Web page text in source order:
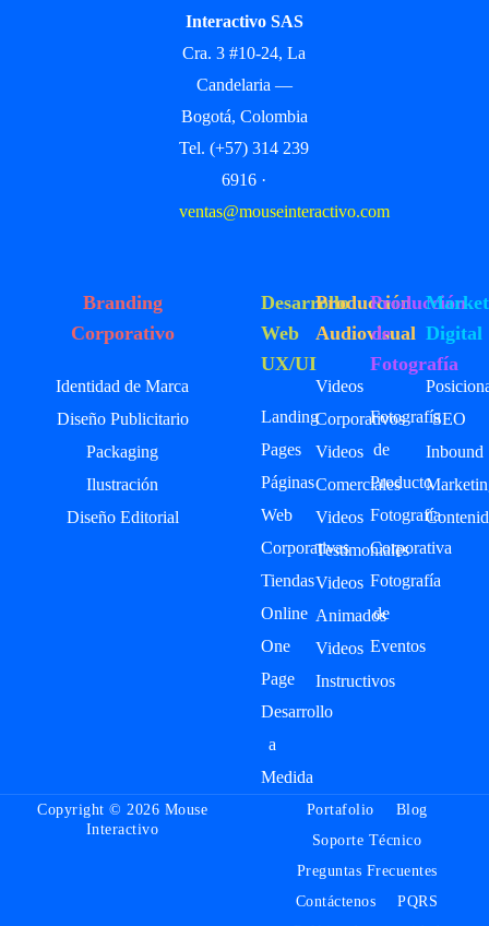
Interactivo SAS
Cra. 3 #10-24, La
Candelaria —
Bogotá, Colombia
Tel. (+57) 314 239
6916 ·
ventas@mouseinteractivo.com
Branding
Corporativo
Identidad de Marca
Diseño Publicitario
Packaging
Ilustración
Diseño Editorial
Desarrollo
Web
UX/UI
Landing
Pages
Páginas
Web
Corporativas
Tiendas
Online
One
Page
Desarrollo
a
Medida
Producción
Audiovisual
Videos
Corporativos
Videos
Comerciales
Videos
Testimoniales
Videos
Animados
Videos
Instructivos
Producción
de
Fotografía
Fotografía
de
Producto
Fotografía
Corporativa
Fotografía
de
Eventos
Digital
SEO
Inbound
Copyright © 2026 Mouse
Interactivo
Portafolio
Blog
Soporte Técnico
Preguntas Frecuentes
Contáctenos
PQRS